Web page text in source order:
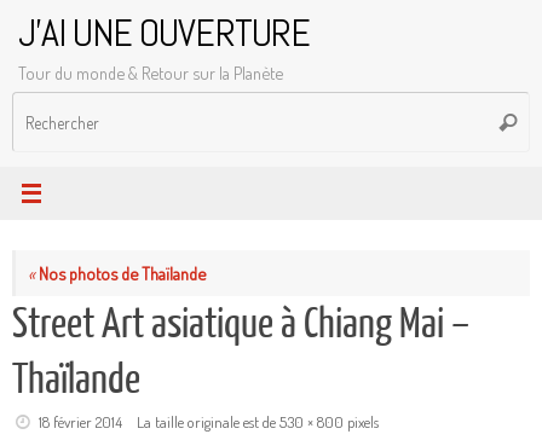
contenu
J'AI UNE OUVERTURE
Tour du monde & Retour sur la Planète
«Nos photos de Thaïlande
Street Art asiatique à Chiang Mai –
Thaïlande
18 février 2014 La taille originale est de530 × 800 pixels